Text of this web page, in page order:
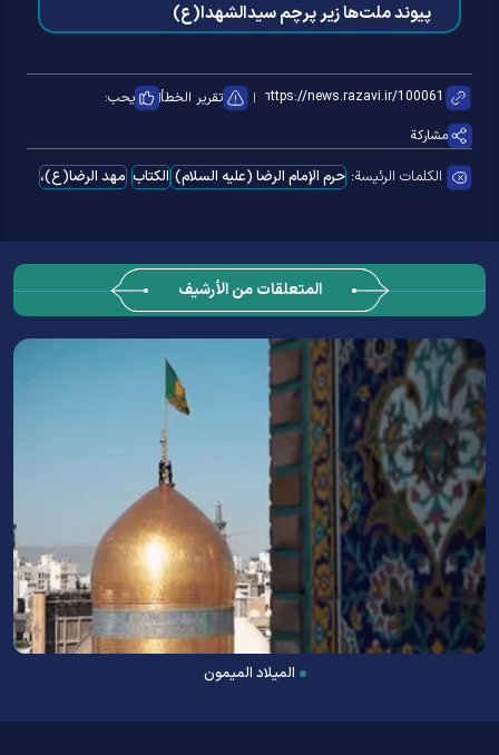
پیوند ملت‌ها زیر پرچم سیدالشهدا(ع)
تقرير الخطأ
يحب:
مشاركة
الكلمات الرئيسة: حرم الإمام الرضا (عليه السلام) الکتاب مهد الرضا(ع)،
المتعلقات من الأرشيف
المیلاد المیمون